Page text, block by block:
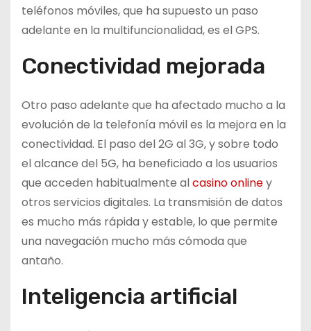
teléfonos móviles, que ha supuesto un paso
adelante en la multifuncionalidad, es el GPS.
Conectividad mejorada
Otro paso adelante que ha afectado mucho a la
evolución de la telefonía móvil es la mejora en la
conectividad. El paso del 2G al 3G, y sobre todo
el alcance del 5G, ha beneficiado a los usuarios
que acceden habitualmente alcasino onliney
otros servicios digitales. La transmisión de datos
es mucho más rápida y estable, lo que permite
una navegación mucho más cómoda que
antaño.
Inteligencia artificial